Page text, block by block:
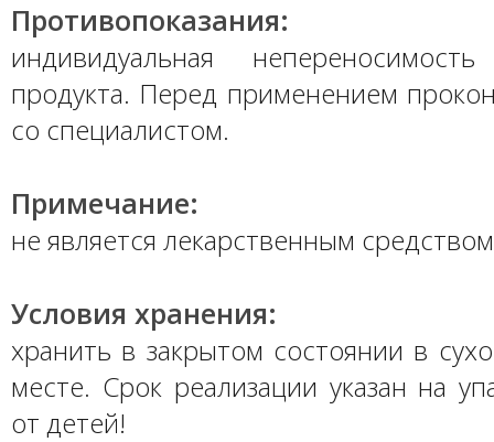
Противопоказания:
индивидуальная
продукта. Перед применением
со специалистом.
Примечание:
не является лекарственным
Условия хранения:
хранить в закрытом состоянии в
месте. Срок реализации указан на
от детей!